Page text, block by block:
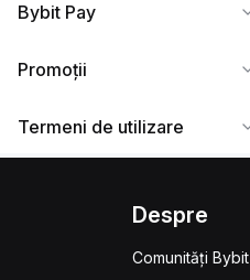
Bybit Pay
Promoții
Termeni de utilizare
Despre
Comunități Bybit